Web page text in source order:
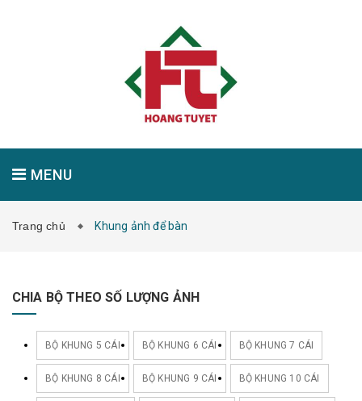
MENU
LIÊN HỆ
Trang chủ Khung ảnh để bàn
CHIA BỘ THEO SỐ LƯỢNG ẢNH
BỘ KHUNG 5 CÁI BỘ KHUNG 6 CÁI BỘ KHUNG 7 CÁI
BỘ KHUNG 8 CÁI BỘ KHUNG 9 CÁI BỘ KHUNG 10 CÁI